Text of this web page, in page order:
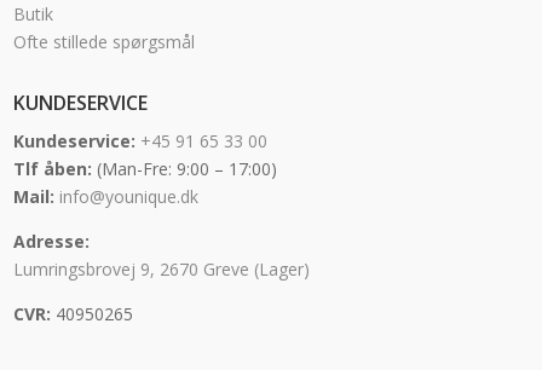
Butik
Ofte stillede spørgsmål
KUNDESERVICE
Kundeservice: +45 91 65 33 00
Tlf åben: (Man-Fre: 9:00 – 17:00)
Mail: info@younique.dk
Adresse:
Lumringsbrovej 9, 2670 Greve (Lager)
CVR: 40950265